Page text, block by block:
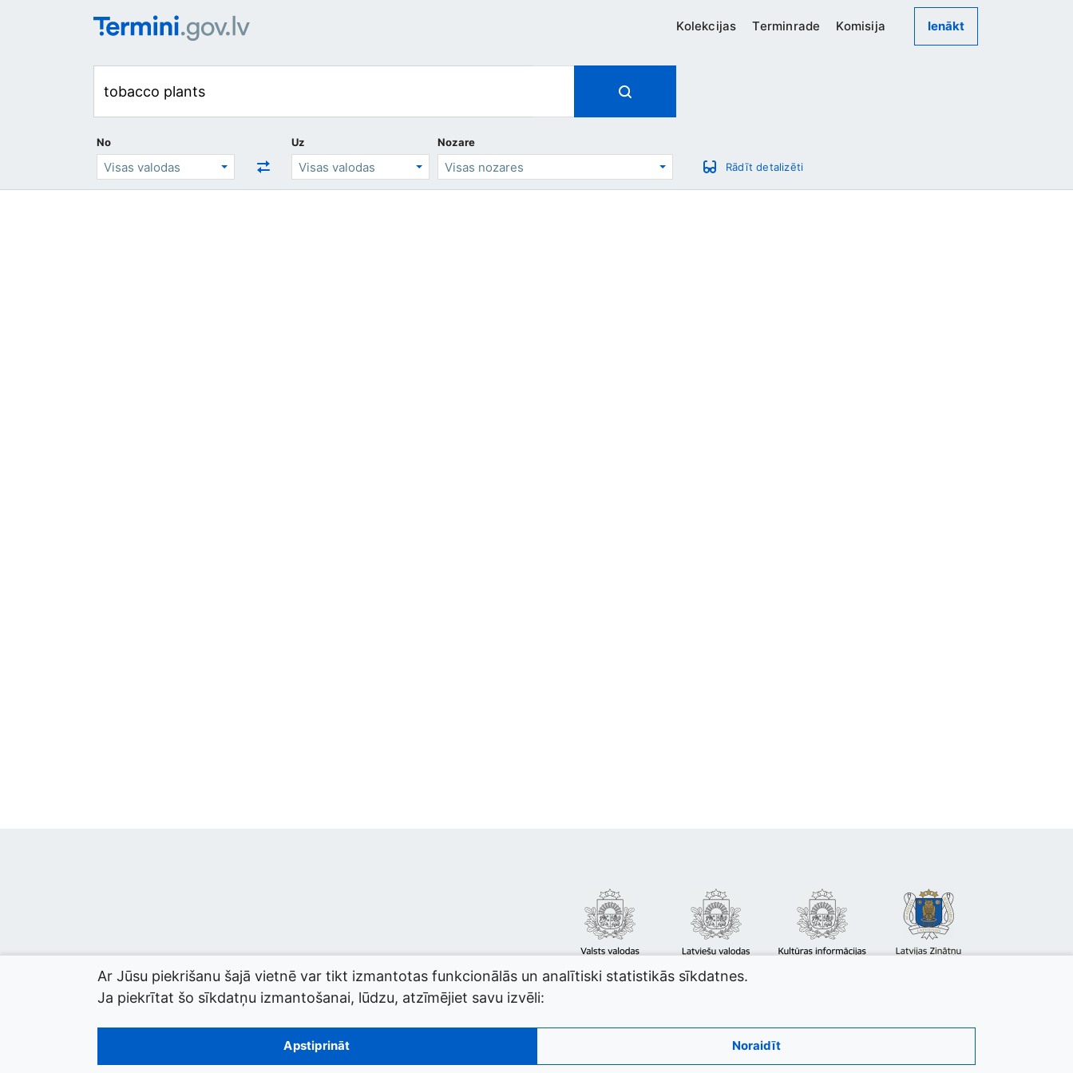
Kolekcijas Terminrade Komisija Ienākt
No Uz
Nozare
Rādīt detalizēti
© 2026 termini.gov.lv. Izstrādātājs:
Ar Jūsu piekrišanu šajā vietnē var tikt izmantotas funkcionālās un analītiski statistikās sīkdatnes.
Ja piekrītat šo sīkdatņu izmantošanai, lūdzu, atzīmējiet savu izvēli:
Apstiprināt Noraidīt